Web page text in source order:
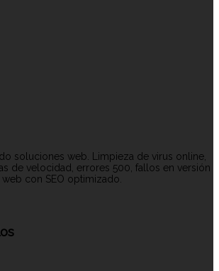
soluciones web. Limpieza de virus online,
de velocidad, errores 500, fallos en versión
con SEO optimizado.